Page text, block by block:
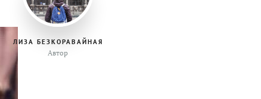
ЛИЗА БЕЗКОРАВАЙНАЯ
Автор